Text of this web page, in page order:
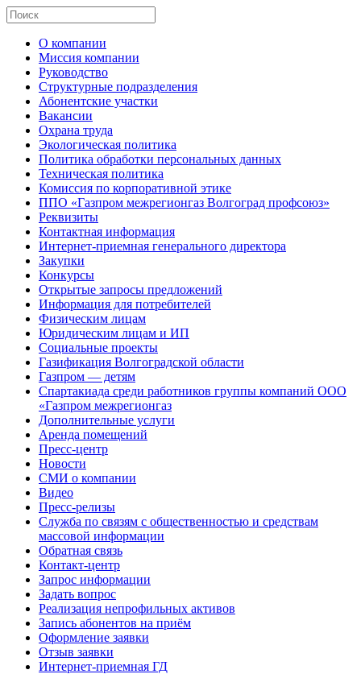
О компании
Миссия компании
Руководство
Структурные подразделения
Абонентские участки
Вакансии
Охрана труда
Экологическая политика
Политика обработки персональных данных
Техническая политика
Комиссия по корпоративной этике
ППО «Газпром межрегионгаз Волгоград профсоюз»
Реквизиты
Контактная информация
Интернет-приемная генерального директора
Закупки
Конкурсы
Открытые запросы предложений
Информация для потребителей
Физическим лицам
Юридическим лицам и ИП
Социальные проекты
Газификация Волгоградской области
Газпром — детям
Спартакиада среди работников группы компаний ООО
«Газпром межрегионгаз
Дополнительные услуги
Аренда помещений
Пресс-центр
Новости
СМИ о компании
Видео
Пресс-релизы
Служба по связям с общественностью и средствам
массовой информации
Обратная связь
Контакт-центр
Запрос информации
Задать вопрос
Реализация непрофильных активов
Запись абонентов на приём
Оформление заявки
Отзыв заявки
Интернет-приемная ГД